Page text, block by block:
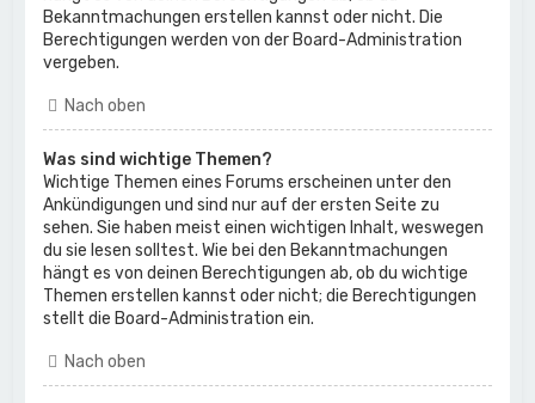
Bekanntmachungen erstellen kannst oder nicht. Die
Berechtigungen werden von der Board-Administration
vergeben.
Nach oben
Was sind wichtige Themen?
Wichtige Themen eines Forums erscheinen unter den
Ankündigungen und sind nur auf der ersten Seite zu
sehen. Sie haben meist einen wichtigen Inhalt, weswegen
du sie lesen solltest. Wie bei den Bekanntmachungen
hängt es von deinen Berechtigungen ab, ob du wichtige
Themen erstellen kannst oder nicht; die Berechtigungen
stellt die Board-Administration ein.
Nach oben